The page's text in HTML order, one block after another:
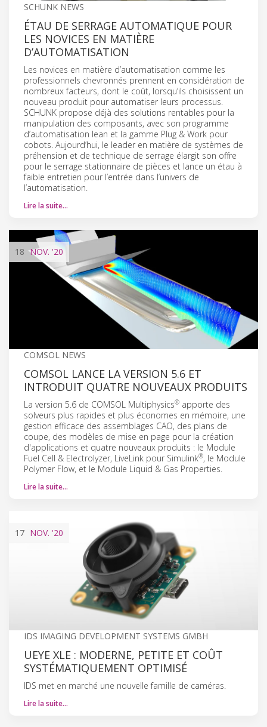
SCHUNK NEWS
ÉTAU DE SERRAGE AUTOMATIQUE POUR
LES NOVICES EN MATIÈRE
D’AUTOMATISATION
Les novices en matière d’automatisation comme les
professionnels chevronnés prennent en considération de
nombreux facteurs, dont le coût, lorsqu’ils choisissent un
nouveau produit pour automatiser leurs processus.
SCHUNK propose déjà des solutions rentables pour la
manipulation des composants, avec son programme
d’automatisation lean et la gamme Plug & Work pour
cobots. Aujourd’hui, le leader en matière de systèmes de
préhension et de technique de serrage élargit son offre
pour le serrage stationnaire de pièces et lance un étau à
faible entretien pour l’entrée dans l’univers de
l’automatisation.
Lire la suite…
18 NOV. '20
COMSOL NEWS
COMSOL LANCE LA VERSION 5.6 ET
INTRODUIT QUATRE NOUVEAUX PRODUITS
La version 5.6 de COMSOL Multiphysics® apporte des
solveurs plus rapides et plus économes en mémoire, une
gestion efficace des assemblages CAO, des plans de
coupe, des modèles de mise en page pour la création
d'applications et quatre nouveaux produits : le Module
Fuel Cell & Electrolyzer, LiveLink pour Simulink®, le Module
Polymer Flow, et le Module Liquid & Gas Properties.
Lire la suite…
17 NOV. '20
IDS IMAGING DEVELOPMENT SYSTEMS GMBH
UEYE XLE : MODERNE, PETITE ET COÛT
SYSTÉMATIQUEMENT OPTIMISÉ
IDS met en marché une nouvelle famille de caméras.
Lire la suite…